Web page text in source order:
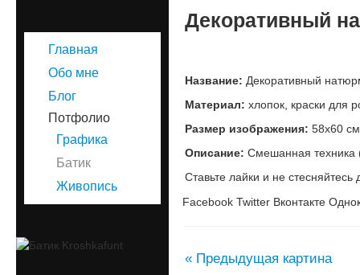
Главная
Обо мне
Блог
Потфолио
Графика
Батик
Живопись
Декоративный
Название: Декоративный
Материал: хлопок, краски для
Размер изображения: 58х60 см
Описание: Смешанная техника
Ставьте лайки и не стесняйтесь
Facebook Twitter Вконтакте
« Предыдущая картина